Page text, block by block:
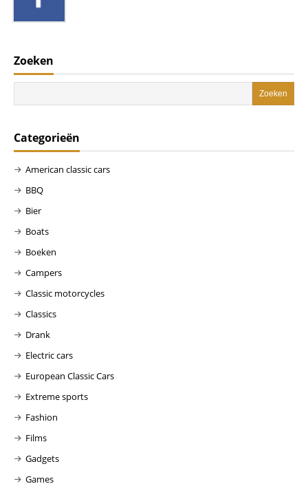
Zoeken
Categorieën
American classic cars
BBQ
Bier
Boats
Boeken
Campers
Classic motorcycles
Classics
Drank
Electric cars
European Classic Cars
Extreme sports
Fashion
Films
Gadgets
Games